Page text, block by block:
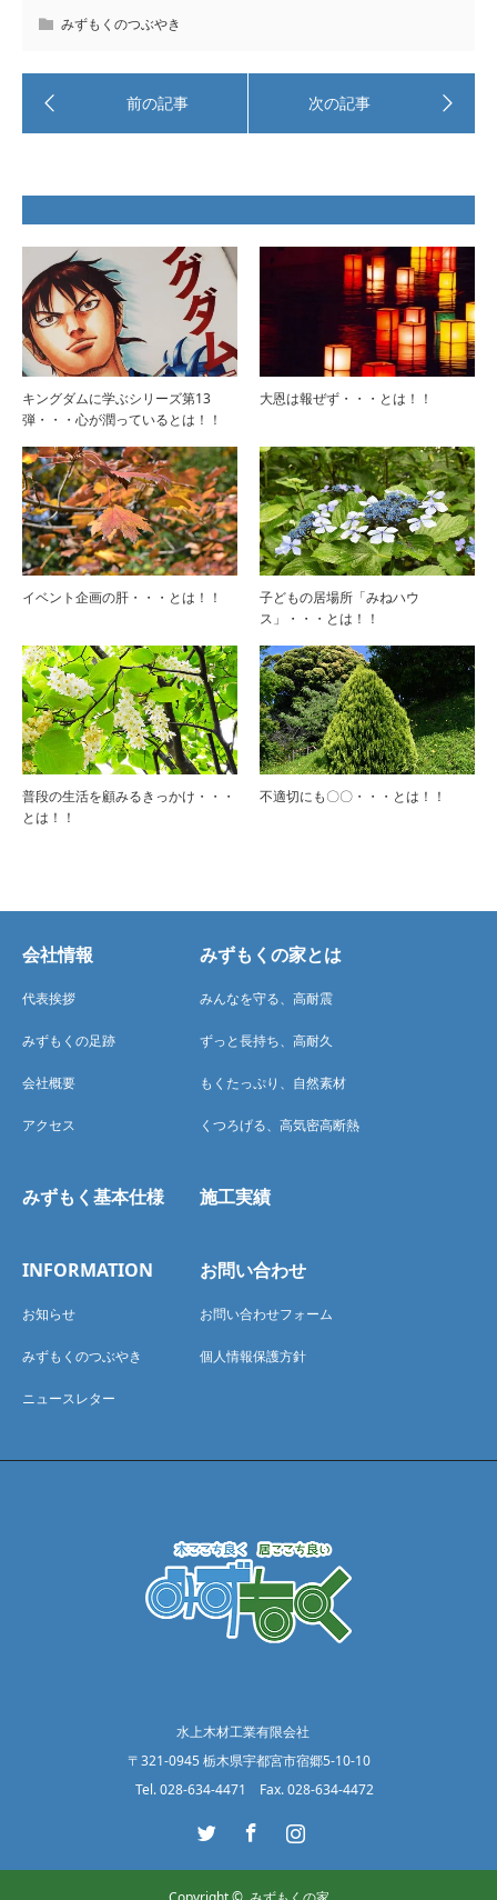
みずもくのつぶやき
キングダムに学ぶシリーズ第13
弾・・・心が潤っているとは！！
大恩は報ぜず・・・とは！！
イベント企画の肝・・・とは！！
子どもの居場所「みねハウ
ス」・・・とは！！
普段の生活を顧みるきっかけ・・・
とは！！
不適切にも〇〇・・・とは！！
会社情報
代表挨拶
みずもくの足跡
会社概要
アクセス
みずもくの家とは
みんなを守る、高耐震
ずっと長持ち、高耐久
もくたっぷり、自然素材
くつろげる、高気密高断熱
みずもく基本仕様 施工実績
INFORMATION
お知らせ
みずもくのつぶやき
ニュースレター
お問い合わせ
お問い合わせフォーム
個人情報保護方針
水上木材工業有限会社
〒321-0945 栃木県宇都宮市宿郷5-10-10
Tel. 028-634-4471 Fax. 028-634-4472